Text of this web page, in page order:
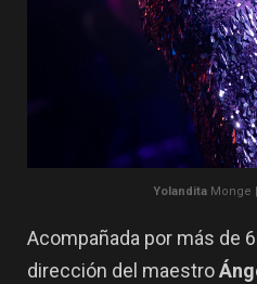
YolanditaMonge |
Acompañada por más de
dirección del maestro